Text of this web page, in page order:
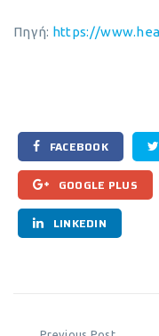
Πηγή: https://
FACEBOOK
GOOGLE PLUS
LINKEDIN